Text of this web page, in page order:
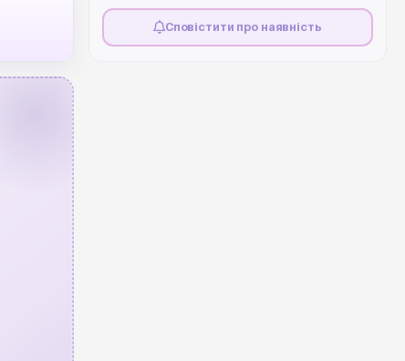
Сповістити про наявність